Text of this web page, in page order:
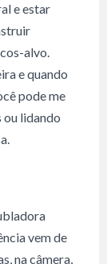
e estar
alvo.
e quando
pode me
ou lidando
vem de
na câmera,